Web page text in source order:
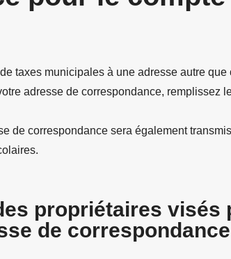
taxes municipales à une adresse autre
adresse de correspondance, remplissez
de correspondance sera également
propriétaires visés
de correspondance